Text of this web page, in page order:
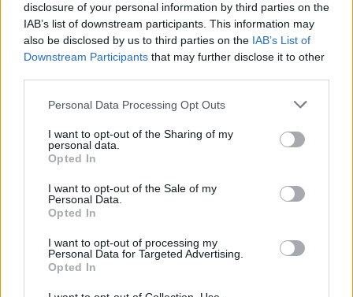
disclosure of your personal information by third parties on the
IAB’s list of downstream participants. This information may
also be disclosed by us to third parties on the IAB’s List of
Downstream Participants that may further disclose it to other
Personal Data Processing Opt Outs
I want to opt-out of the Sharing of my
personal data.
Opted In
I want to opt-out of the Sale of my
Personal Data.
Opted In
I want to opt-out of processing my
Personal Data for Targeted Advertising.
Opted In
KAPCSOLÓDÓ CIKKEK TÖBB A SZERZŐTŐL
Bivalytej és vino rosso 9.rész
Heti horoszkóp december 15-21-ig
Trollok árnyékában